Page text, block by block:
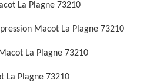
La Plagne 73210
Macot La Plagne 73210
La Plagne 73210
La Plagne 73210